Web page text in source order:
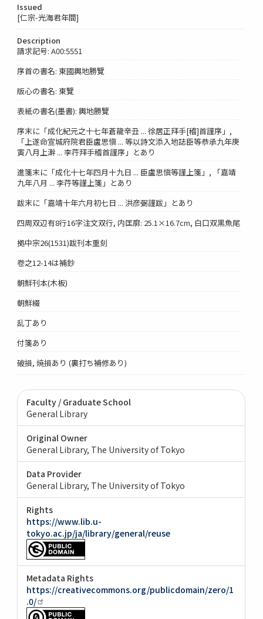
Issued
[仁宗-光海君年間]
Description
請求記号: A00:5551
序首の書名: 東國輿地勝覽
版心の書名: 東覽
表紙の書名(墨書): 輿地勝覽
序末に「成化紀元之十七年蒼龍辛丑 ... 徐居正拜手[稽]首謹序」,
「上遂命宣城府院君臣盧思愼 ... 等以詩文添入地誌臣等恭承九年庚
寅八月上澣 ... 李荇拜手稽首謹序」とあり
進箋末に「成化十七年四月十九日 ... 臣盧思愼等謹上箋」, 「嘉靖
九年八月 ... 李荇等謹上箋」とあり
跋末に「嘉靖十年六月初七日 ... 洪彦弼謹跋」とあり
四周双辺有8行16字注文双行, 内匡廓: 25.1×16.7cm, 白口双黒魚尾
拠中宗26(1531)跋刊本重刻
卷之12-14は補鈔
朝鮮刊本(木板)
朝鮮綴
乱丁あり
付箋あり
破損, 焼損あり (裏打ち補修あり)
Faculty / Graduate School
General Library
Original Owner
General Library, The University of Tokyo
Data Provider
General Library, The University of Tokyo
Rights
https://www.lib.u-
tokyo.ac.jp/ja/library/general/reuse
Metadata Rights
https://creativecommons.org/publicdomain/zero/1
.0/